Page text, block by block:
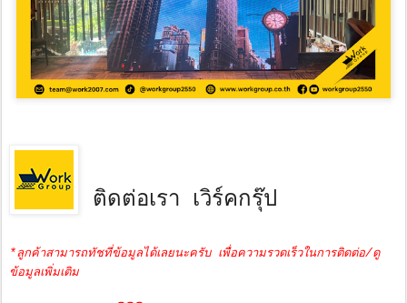
ติดต่อเรา เวิร์คกรุ๊ป
*ลูกค้าสามารถทัชที่ข้อมูลได้เลยนะครับ เพื่อความรวดเร็วในการติดต่อ/ดู
ข้อมูลเพิ่มเติม